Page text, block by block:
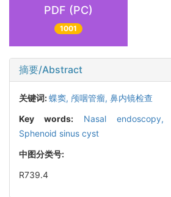
PDF (PC)
1001
摘要/Abstract
关键词:蝶窦, 颅咽管瘤, 鼻内镜检查
Key words: Nasal endoscopy,
Sphenoid sinus cyst
中图分类号:
R739.4